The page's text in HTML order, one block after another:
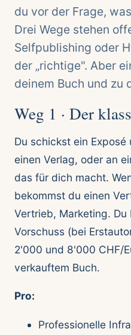
du vor der Frage,
Drei Wege stehen
Selfpublishing oder
der „richtige". Aber
deinem Buch und zu
Weg 1 · Der
Du schickst ein
einen Verlag, oder an
das für dich macht.
bekommst du einen
Vertrieb, Marketing. Du
Vorschuss (bei
2'000 und 8'000 CHF/
verkauftem Buch.
Pro:
Professionelle